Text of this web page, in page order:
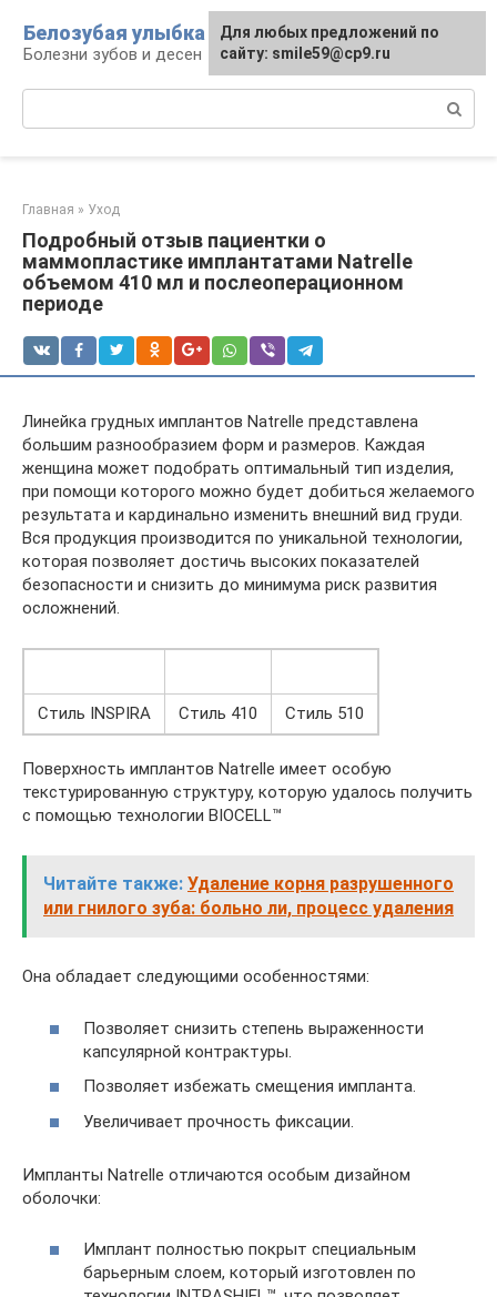
контенту
Белозубая улыбка
Болезни зубов и десен
Главная » Уход
Подробный отзыв пациентки о
маммопластике имплантатами Natrelle
объемом 410 мл и послеоперационном
периоде
Линейка грудных имплантов Natrelle представлена
большим разнообразием форм и размеров. Каждая
женщина может подобрать оптимальный тип изделия,
при помощи которого можно будет добиться желаемого
результата и кардинально изменить внешний вид груди.
Вся продукция производится по уникальной технологии,
которая позволяет достичь высоких показателей
безопасности и снизить до минимума риск развития
осложнений.
Стиль INSPIRA Стиль 410 Стиль 510
Поверхность имплантов Natrelle имеет особую
текстурированную структуру, которую удалось получить
с помощью технологии BIOCELL™
Читайте также: Удаление корня разрушенного
или гнилого зуба: больно ли, процесс удаления
Она обладает следующими особенностями:
Позволяет снизить степень выраженности
капсулярной контрактуры.
Позволяет избежать смещения импланта.
Увеличивает прочность фиксации.
Импланты Natrelle отличаются особым дизайном
оболочки:
Имплант полностью покрыт специальным
барьерным слоем, который изготовлен по
Для любых предложений по
сайту: smile59@cp9.ru